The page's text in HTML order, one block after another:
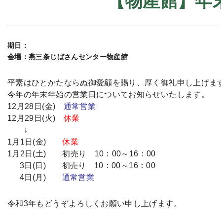
期日：
会場：燕三条じばさんセンター物産館
平素はひとかたならぬ御愛顧を賜り、厚く御礼申し上げま
今年の年末年始の営業日についてお知らせいたします。
12月28日(金) 通常営業
12月29日(火) 休業
↓
1月1日(金)休業
1月2日(土) 初売り 10：00～16：00
3日(日) 初売り 10：00～16：00
4日(月) 通常営業
令和3年もどうぞよろしくお願い申し上げます。